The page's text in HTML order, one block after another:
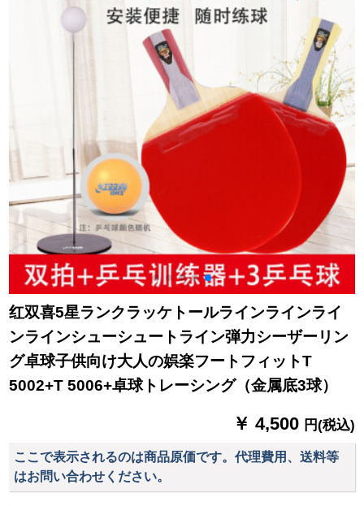
红双喜5星ランクラッケトールラインラインライ
ンラインシューシュートライン弾力シーザーリン
グ卓球子供向け大人の娯楽フートフィットT
5002+T 5006+卓球トレーシング（金属底3球）
￥ 4,500 円(税込)
ここで表示されるのは商品原価です。代理費用、送料等
はお問い合わせください。